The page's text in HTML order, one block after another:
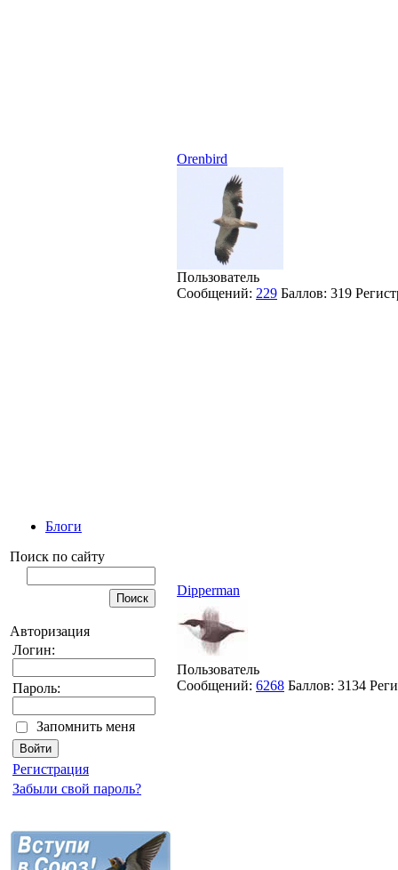
Блоги
Поиск по сайту
Авторизация
Логин:
Пароль:
Запомнить меня
Регистрация
Забыли свой пароль?
Orenbird
Пользователь
Сообщений: 229 Баллов: 319
Dipperman
Пользователь
Сообщений: 6268 Баллов: 3134